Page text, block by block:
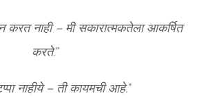
करत नाही – मी सकारात्मकतेला आकर्षित
करते.”
नाहीये – ती कायमची आहे.”